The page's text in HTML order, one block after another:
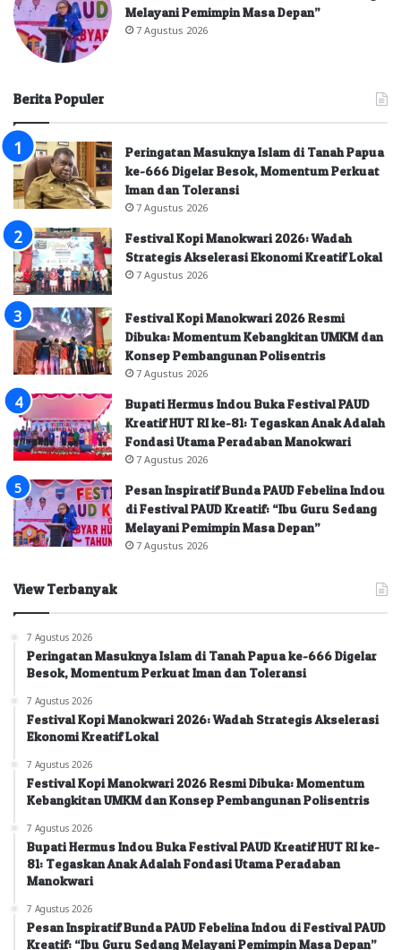
Melayani Pemimpin Masa Depan”
7 Agustus 2026
Berita Populer
Peringatan Masuknya Islam di Tanah Papua
ke-666 Digelar Besok, Momentum Perkuat
Iman dan Toleransi
7 Agustus 2026
Festival Kopi Manokwari 2026: Wadah
Strategis Akselerasi Ekonomi Kreatif Lokal
7 Agustus 2026
Festival Kopi Manokwari 2026 Resmi
Dibuka: Momentum Kebangkitan UMKM dan
Konsep Pembangunan Polisentris
7 Agustus 2026
Bupati Hermus Indou Buka Festival PAUD
Kreatif HUT RI ke-81: Tegaskan Anak Adalah
Fondasi Utama Peradaban Manokwari
7 Agustus 2026
Pesan Inspiratif Bunda PAUD Febelina Indou
di Festival PAUD Kreatif: “Ibu Guru Sedang
Melayani Pemimpin Masa Depan”
7 Agustus 2026
View Terbanyak
7 Agustus 2026
Peringatan Masuknya Islam di Tanah Papua ke-666 Digelar
Besok, Momentum Perkuat Iman dan Toleransi
7 Agustus 2026
Festival Kopi Manokwari 2026: Wadah Strategis Akselerasi
Ekonomi Kreatif Lokal
7 Agustus 2026
Festival Kopi Manokwari 2026 Resmi Dibuka: Momentum
Kebangkitan UMKM dan Konsep Pembangunan Polisentris
7 Agustus 2026
Bupati Hermus Indou Buka Festival PAUD Kreatif HUT RI ke-
81: Tegaskan Anak Adalah Fondasi Utama Peradaban
Manokwari
7 Agustus 2026
Pesan Inspiratif Bunda PAUD Febelina Indou di Festival PAUD
Kreatif: “Ibu Guru Sedang Melayani Pemimpin Masa Depan”